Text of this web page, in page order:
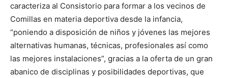
caracteriza al Consistorio para formar a los vecinos de
Comillas en materia deportiva desde la infancia,
“poniendo a disposición de niños y jóvenes las mejores
alternativas humanas, técnicas, profesionales así como
las mejores instalaciones”, gracias a la oferta de un gran
abanico de disciplinas y posibilidades deportivas, que